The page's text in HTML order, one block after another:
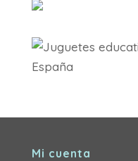
Mi cuenta